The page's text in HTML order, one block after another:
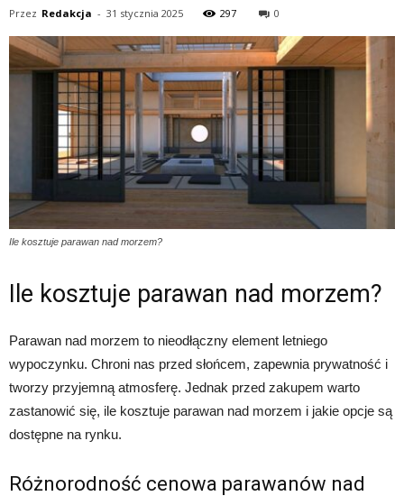
Przez Redakcja - 31 stycznia 2025 297 0
Ile kosztuje parawan nad morzem?
Ile kosztuje parawan nad morzem?
Parawan nad morzem to nieodłączny element letniego
wypoczynku. Chroni nas przed słońcem, zapewnia prywatność i
tworzy przyjemną atmosferę. Jednak przed zakupem warto
zastanowić się, ile kosztuje parawan nad morzem i jakie opcje są
dostępne na rynku.
Różnorodność cenowa parawanów nad